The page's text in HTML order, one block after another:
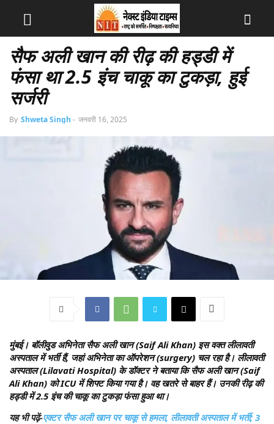
सैफ अली खान की रीढ़ की हड्डी में
फंसा था 2.5 इंच चाकू का टुकड़ा, हुई
सर्जरी
By Shweta Singh - जनवरी 16, 2025
मुंबई। बॉलीवुड अभिनेता सैफ अली खान (Saif Ali Khan) इस वक्त लीलावती
अस्पताल में भर्ती हैं, जहां अभिनेता का ऑपरेशन (surgery) चल रहा है। लीलावती
अस्पताल (Lilavati Hospital) के डॉक्टर ने बताया कि सैफ अली खान (Saif
Ali Khan) को ICU में शिफ्ट किया गया है। वह खतरे से बाहर हैं। उनकी रीढ़ की
हड्डी में 2.5 इंच की चाकू का टुकड़ा फंसा हुआ था।
यह भी पढ़ें-एक्टर सैफ अली खान पर चाकू से हमला, लीलावती अस्पताल में भर्ती; 3